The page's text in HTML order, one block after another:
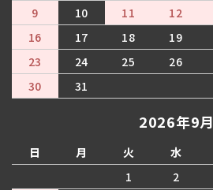
9
10 11 12
16
17 18 19
23
24 25 26
30
31
2026年9月
日 月 火 水
1
2